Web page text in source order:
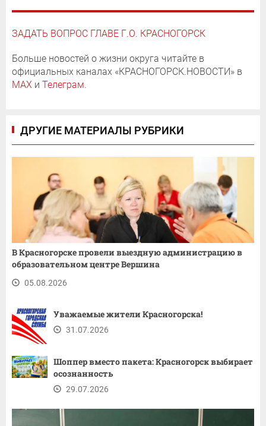
ЗАДАТЬ ВОПРОС ГЛАВЕ Г.О. КРАСНОГОРСК
Больше новостей о жизни округа читайте в
официальных каналах «КРАСНОГОРСК.НОВОСТИ» в
MAX и Телеграм.
ДРУГИЕ МАТЕРИАЛЫ РУБРИКИ
В Красногорске провели выездную администрацию в
образовательном центре Вершина
05.08.2026
Уважаемые жители Красногорска!
31.07.2026
Шоппер вместо пакета: Красногорск выбирает
осознанность
29.07.2026